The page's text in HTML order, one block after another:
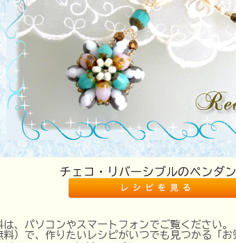
チェコ・リバーシブルのペンダ
、パソコンやスマートフォンでご覧ください。
料）で、作りたいレシピがいつでも見つかる「